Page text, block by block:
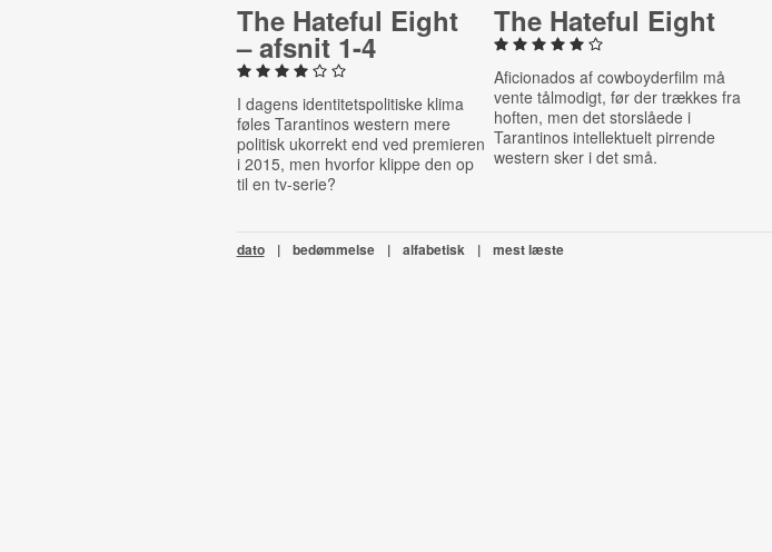
The Hateful Eight
– afsnit 1-4
I dagens identitetspolitiske klima
føles Tarantinos western mere
politisk ukorrekt end ved premieren
i 2015, men hvorfor klippe den op
til en tv-serie?
The Hateful Eight
Aficionados af cowboyderfilm må
vente tålmodigt, før der trækkes fra
hoften, men det storslåede i
Tarantinos intellektuelt pirrende
western sker i det små.
dato | bedømmelse | alfabetisk | mest læste